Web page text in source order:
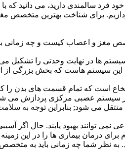
سالمندی دارید، می دانید که
برای شناخت بهترین متخصص مغز
مغز و اعصاب کیست و چه زمانی
سیستم ها در نهایت وحدتی را تشکیل
است که تمام قسمت های بدن را
سیستم عصبی مرکزی پردازش می شود
توانند بهبود یابند. حال اگر
درمان بیماری ها را در این زمینه
به نظر شما چه زمانی باید به